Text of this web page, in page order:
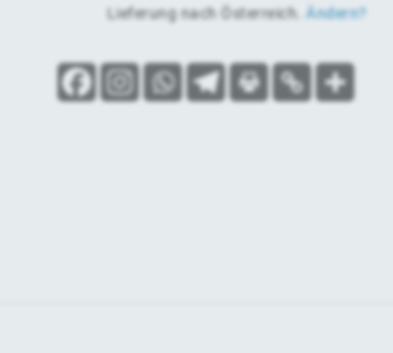
Lieferung nach Österreich Ändern?